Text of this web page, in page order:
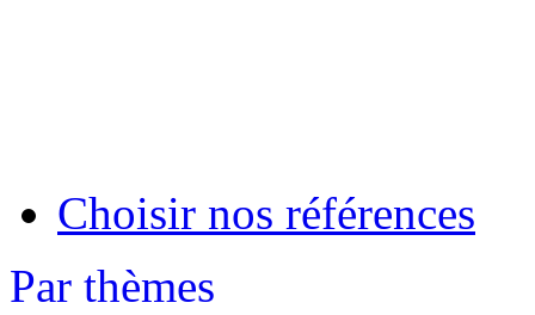
Choisir nos références
Par thèmes